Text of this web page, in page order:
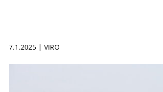
7.1.2025 | VIRO